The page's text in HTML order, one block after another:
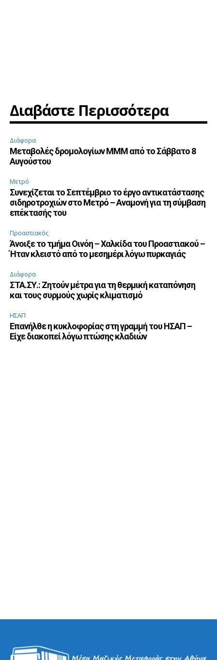
Διαβάστε Περισσότερα
Διάφορα
Μεταβολές δρομολογίων ΜΜΜ από το Σάββατο 8
Αυγούστου
Μετρό
Συνεχίζεται το Σεπτέμβριο το έργο αντικατάστασης
σιδηροτροχιών στο Μετρό – Αναμονή για τη σύμβαση
επέκτασής του
Προαστιακός
Άνοιξε το τμήμα Οινόη – Χαλκίδα του Προαστιακού –
Ήταν κλειστό από το μεσημέρι λόγω πυρκαγιάς
Διάφορα
ΣΤΑ.ΣΥ.: Ζητούν μέτρα για τη θερμική καταπόνηση
και τους συρμούς χωρίς κλιματισμό
ΗΣΑΠ
Επανήλθε η κυκλοφορίας στη γραμμή του ΗΣΑΠ –
Είχε διακοπεί λόγω πτώσης κλαδιών